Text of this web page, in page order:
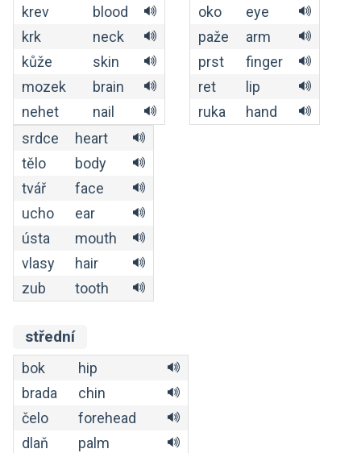
krev
blood
krk
neck
kůže
skin
mozek
brain
nehet
nail
oko
eye
paže
arm
prst
finger
ret
lip
ruka
hand
srdce
heart
tělo
body
tvář
face
ucho
ear
ústa
mouth
vlasy
hair
zub
tooth
střední
bok
hip
brada
chin
čelo
forehead
dlaň
palm